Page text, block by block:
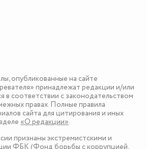
опубликованные на сайте
принадлежат редакции и/или
в соответствии с законодательством
правах. Полные правила
сайта для цитирования и иных
«О редакции».
признаны экстремистскими и
ФБК (Фонд борьбы с коррупцией,